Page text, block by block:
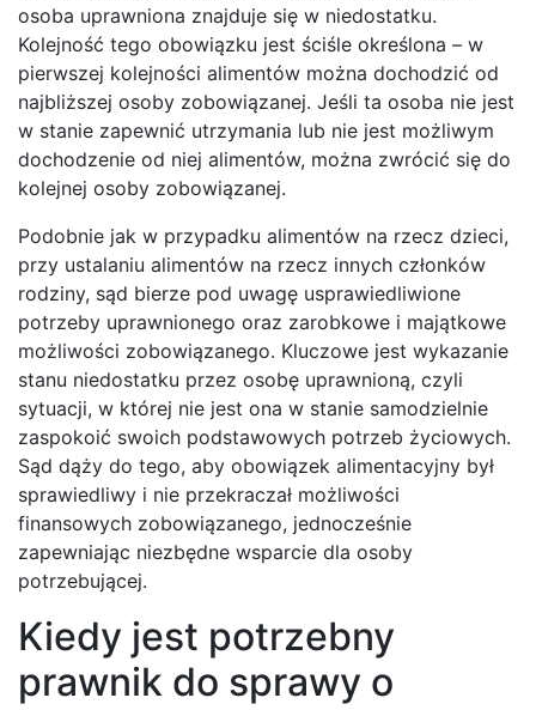
osoba uprawniona znajduje się w niedostatku.
Kolejność tego obowiązku jest ściśle określona – w
pierwszej kolejności alimentów można dochodzić od
najbliższej osoby zobowiązanej. Jeśli ta osoba nie jest
w stanie zapewnić utrzymania lub nie jest możliwym
dochodzenie od niej alimentów, można zwrócić się do
kolejnej osoby zobowiązanej.
Podobnie jak w przypadku alimentów na rzecz dzieci,
przy ustalaniu alimentów na rzecz innych członków
rodziny, sąd bierze pod uwagę usprawiedliwione
potrzeby uprawnionego oraz zarobkowe i majątkowe
możliwości zobowiązanego. Kluczowe jest wykazanie
stanu niedostatku przez osobę uprawnioną, czyli
sytuacji, w której nie jest ona w stanie samodzielnie
zaspokoić swoich podstawowych potrzeb życiowych.
Sąd dąży do tego, aby obowiązek alimentacyjny był
sprawiedliwy i nie przekraczał możliwości
finansowych zobowiązanego, jednocześnie
zapewniając niezbędne wsparcie dla osoby
potrzebującej.
Kiedy jest potrzebny
prawnik do sprawy o